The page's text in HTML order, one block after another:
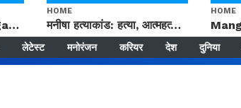
हम सनातनी..." सांसद kangana Ranaut से क्या बोली लड़की? Viral Jantar-Mantar | CJP protest
HOME
मनीषा हत्याकांड: हत्या, आत्महत्या या कोई बड़ा राज? | Full Story | Josh Haryana
HOME
लेटेस्ट मनोरंजन करियर देश दुनिया